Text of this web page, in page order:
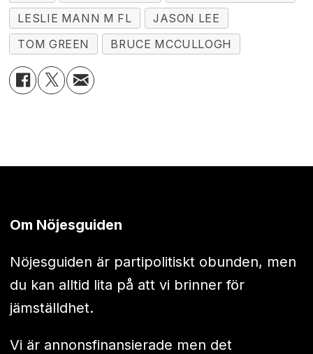
LESLIE MANN M FL
JASON LEE
TOM GREEN
BRUCE MCCULLOGH
Om Nöjesguiden
Nöjesguiden är partipolitiskt obunden, men
du kan alltid lita på att vi brinner för
jämställdhet.
Vi är annonsfinansierade men det